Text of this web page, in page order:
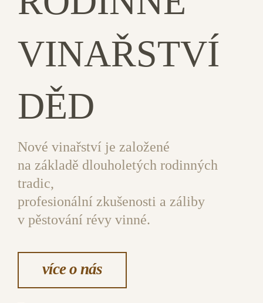
VINAŘSTVÍ
DĚD
Nové vinařství je založené
na základě dlouholetých rodinných
tradic,
profesionální zkušenosti a záliby
v pěstování révy vinné.
více o nás